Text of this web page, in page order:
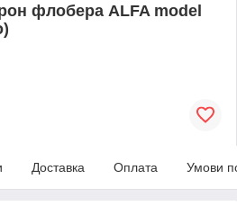
флобера ALFA model
Доставка Оплата Умови